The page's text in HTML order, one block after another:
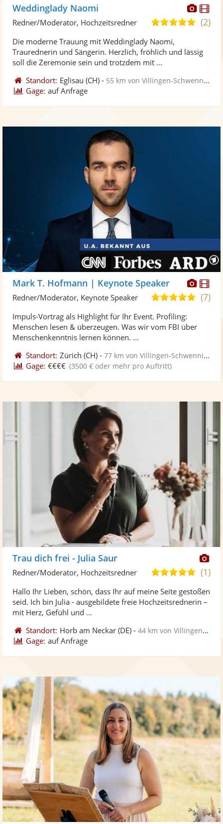
Weddinglady Naomi
4,9
Sternen
(2)
Redner/Moderator, Hochzeitsredner
Die moderne Trauung mit Weddinglady Naomi,
Traurednerin und Sängerin. Herzlich, fröhlich und lässig
soll die Zeremonie sein und trotzdem mit ...
Standort: Eglisau (CH) - 55 km von Villingen-Schwenningen
Gage: auf Anfrage
Mark T. Hofmann | Keynote Speaker
4,9(7)
Redner/Moderator, Keynote Speaker
Impuls-Vortrag als Highlight für Ihr Event. Profiling:
Menschen lesen & überzeugen. Was wir vom FBI über
Menschenkenntnis lernen können. ...
Standort: Zürich (CH) -77 km von Villingen-Schwenningen
Gage: €€€€ (3500 € oder mehr pro Auftritt)
Trau dich frei - Julia Saur
5,0
5
(1)
Redner/Moderator, Hochzeitsredner
Hallo Ihr Lieben, schön, dass Ihr auf meine Seite gestoßen
seid. Ich bin Julia - ausgebildete freie Hochzeitsrednerin –
mit Herz, Gefühl und ...
Standort: Horb am Neckar (DE) -44 km von Villingen-Schwenningen
Gage: auf Anfrage